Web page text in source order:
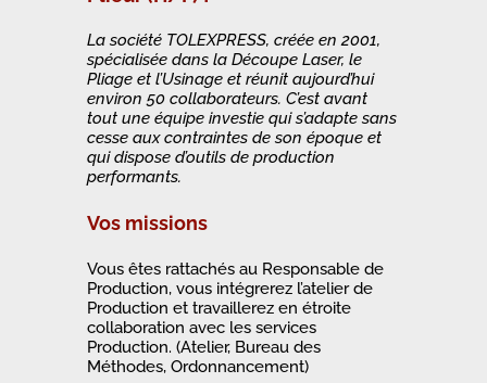
La société TOLEXPRESS, créée en 2001,
spécialisée dans la Découpe Laser, le
Pliage et l’Usinage et réunit aujourd’hui
environ 50 collaborateurs. C’est avant
tout une équipe investie qui s’adapte sans
cesse aux contraintes de son époque et
qui dispose d’outils de production
performants.
Vos missions
Vous êtes rattachés au Responsable de
Production, vous intégrerez l’atelier de
Production et travaillerez en étroite
collaboration avec les services
Production. (Atelier, Bureau des
Méthodes, Ordonnancement)